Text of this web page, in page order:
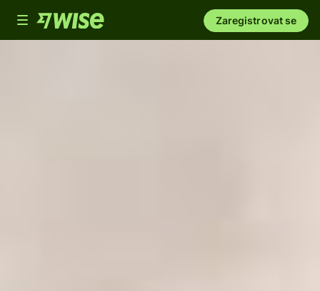
Toggle
navigation
Zaregistrovat se